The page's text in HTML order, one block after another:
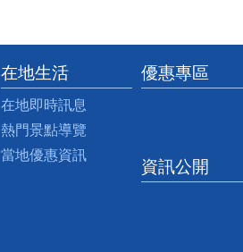
在地生活
在地即時訊息
熱門景點導覽
當地優惠資訊
優惠專區
資訊公開